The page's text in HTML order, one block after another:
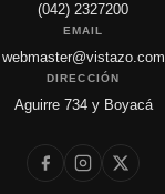
(042) 2327200
EMAIL
webmaster@vistazo.com
DIRECCIÓN
Aguirre 734 y Boyacá